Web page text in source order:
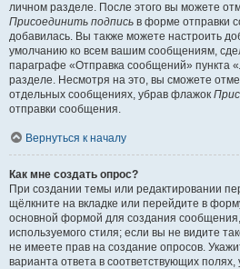
личном разделе. После этого вы можете
Присоединить подпись в форме отправки
добавилась. Вы также можете настроить
умолчанию ко всем вашим сообщениям,
параграфе «Отправка сообщений» пункта
разделе. Несмотря на это, вы сможете
отдельных сообщениях, убрав флажок
отправки сообщения.
Вернуться к началу
Как мне создать опрос?
При создании темы или редактировании
щёлкните на вкладке или перейдите в
основной формой для создания
используемого стиля; если вы не видите
не имеете прав на создание опросов.
варианта ответа в соответствующих